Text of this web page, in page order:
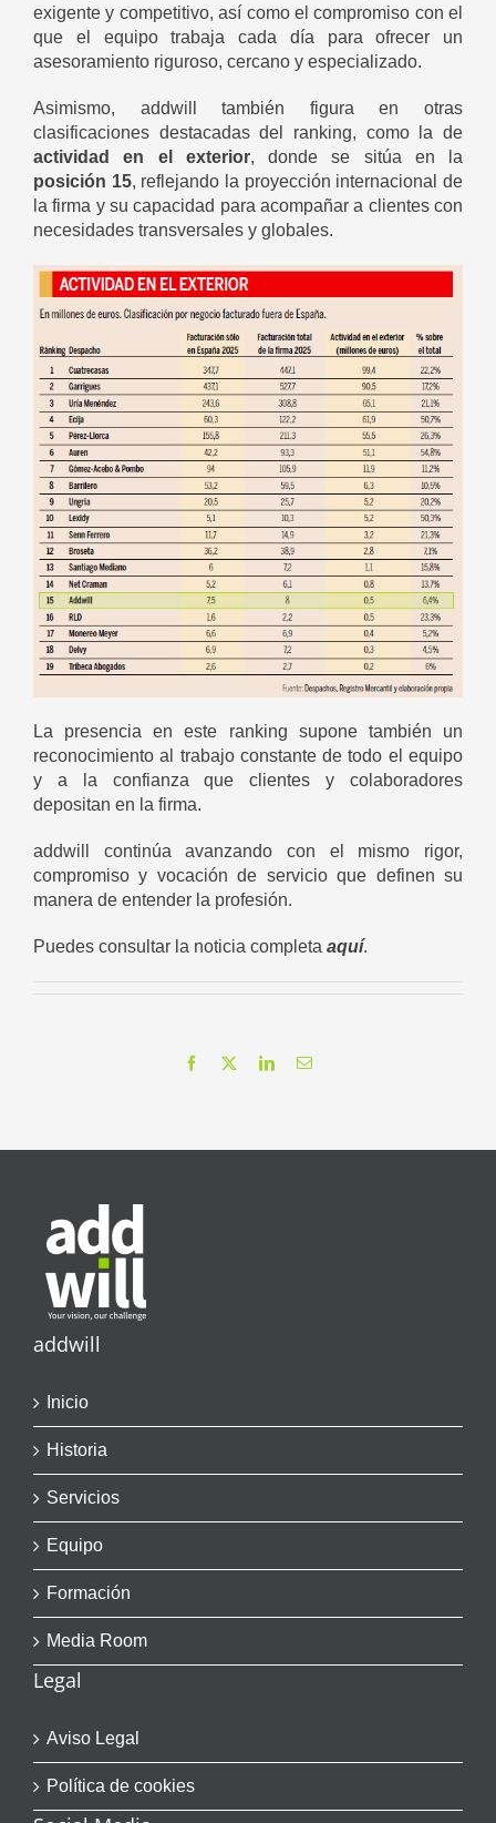
exigente y competitivo, así como el compromiso con el
que el equipo trabaja cada día para ofrecer un
asesoramiento riguroso, cercano y especializado.
Asimismo, addwill también figura en otras
clasificaciones destacadas del ranking, como la de
actividad en el exterior, donde se sitúa en la
posición 15, reflejando la proyección internacional de
la firma y su capacidad para acompañar a clientes con
necesidades transversales y globales.
La presencia en este ranking supone también un
reconocimiento al trabajo constante de todo el equipo
y a la confianza que clientes y colaboradores
depositan en la firma.
addwill continúa avanzando con el mismo rigor,
compromiso y vocación de servicio que definen su
manera de entender la profesión.
Puedes consultar la noticia completa aquí.
Facebook LinkedInCorreo
addwill
Inicio
Historia
Servicios
Equipo
Formación
Media Room
Legal
Aviso Legal
Política de cookies